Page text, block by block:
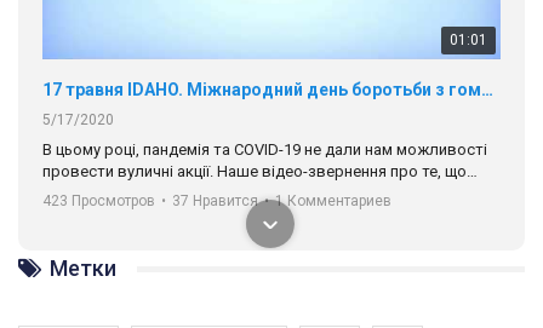
01:01
17 травня IDAHO. Міжнародний день боротьби з гомофобією трансфобією і біфобія.
5/17/2020
В цьому році, пандемія та COVІD-19 не дали нам можливості
провести вуличні акції. Наше відео-звернення про те, що
навіть коли ми у різних містах та не можемо зустрінеться, ми
разом. Ми закликаємо всіх хто поділяє цінності рівності та
солідарності, приєднатися до нас. Регіональні підрозділи
ГАУ є в 16 областях України.
Разом наш голос лунає гучніше!
423 Просмотров • 37 Нравится • 1 Комментариев
Метки